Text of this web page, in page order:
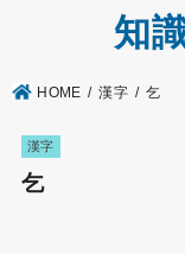
知
HOME 漢字 乞
漢字
乞